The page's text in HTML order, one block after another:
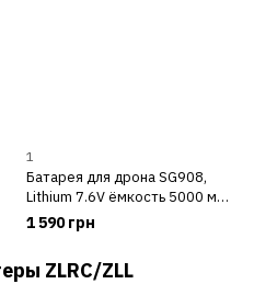
1
Батарея для дрона SG908,
Lithium 7.6V ёмкость 5000 мА/
ч
1 590 грн
ZLRC/ZLL